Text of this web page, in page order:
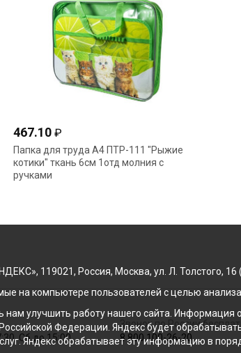
467.10 ₽
Папка для труда А4 ПТР-111 "Рыжие
котики" ткань 6см 1отд молния с
ручками
Сб до 15:00
Звонок по России
8 800 100-26-20
119021, Россия, Москва, ул. Л. Толстого, 16
на компьютере пользователей с целью анализа
улучшить работу нашего сайта. Информация
Федерации. Яндекс будет
Яндекс обрабатывает эту информацию в